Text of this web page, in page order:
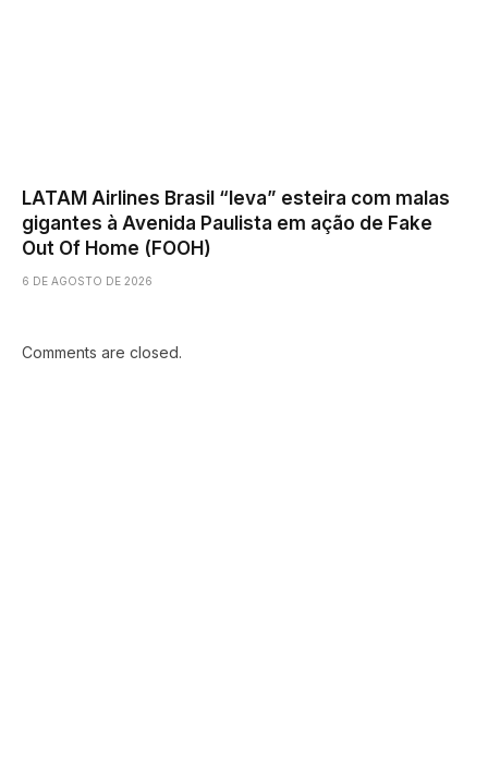
LATAM Airlines Brasil “leva” esteira com malas
gigantes à Avenida Paulista em ação de Fake
Out Of Home (FOOH)
6 DE AGOSTO DE 2026
Comments are closed.